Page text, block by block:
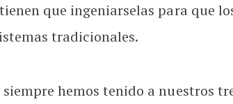
que ingeniarselas para que
tradicionales.
hemos tenido a nuestros